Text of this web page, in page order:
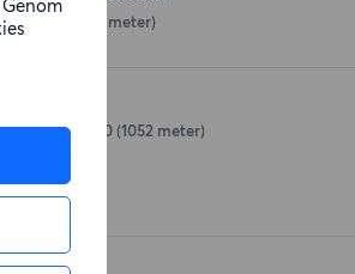
Torg 4 (924 meter)
60 (1052 meter)